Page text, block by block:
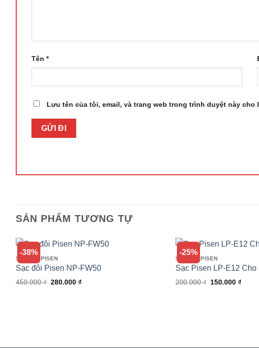
Tên *
Lưu tên của tôi, email, và trang web trong trình duyệt này cho
SẢN PHẨM TƯƠNG TỰ
-38%
SẠC PIN PISEN
Sạc đôi Pisen NP-FW50
450.000₫ Giá
280.000₫Giá
-25%
SẠC PIN PISEN
Sạc Pisen LP-E12 Cho
200.000₫ Giá
150.000₫Giá